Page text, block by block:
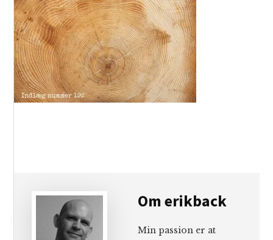
Omerikback
Min passion er at